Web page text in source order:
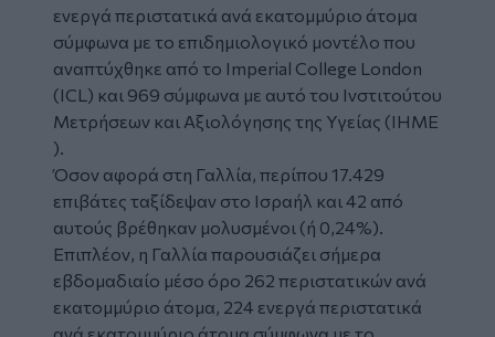
ενεργά περιστατικά ανά εκατομμύριο άτομα
σύμφωνα με το επιδημιολογικό μοντέλο που
αναπτύχθηκε από το Imperial College London
(ICL) και 969 σύμφωνα με αυτό του Ινστιτούτου
Μετρήσεων και Αξιολόγησης της Υγείας (IHME
).
Όσον αφορά στη Γαλλία, περίπου 17.429
επιβάτες ταξίδεψαν στο Ισραήλ και 42 από
αυτούς βρέθηκαν μολυσμένοι (ή 0,24%).
Επιπλέον, η Γαλλία παρουσιάζει σήμερα
εβδομαδιαίο μέσο όρο 262 περιστατικών ανά
εκατομμύριο άτομα, 224 ενεργά περιστατικά